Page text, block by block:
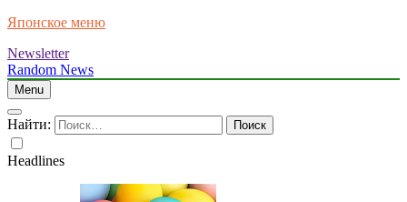
Японское меню
Newsletter
Random News
Menu
Найти:
Headlines